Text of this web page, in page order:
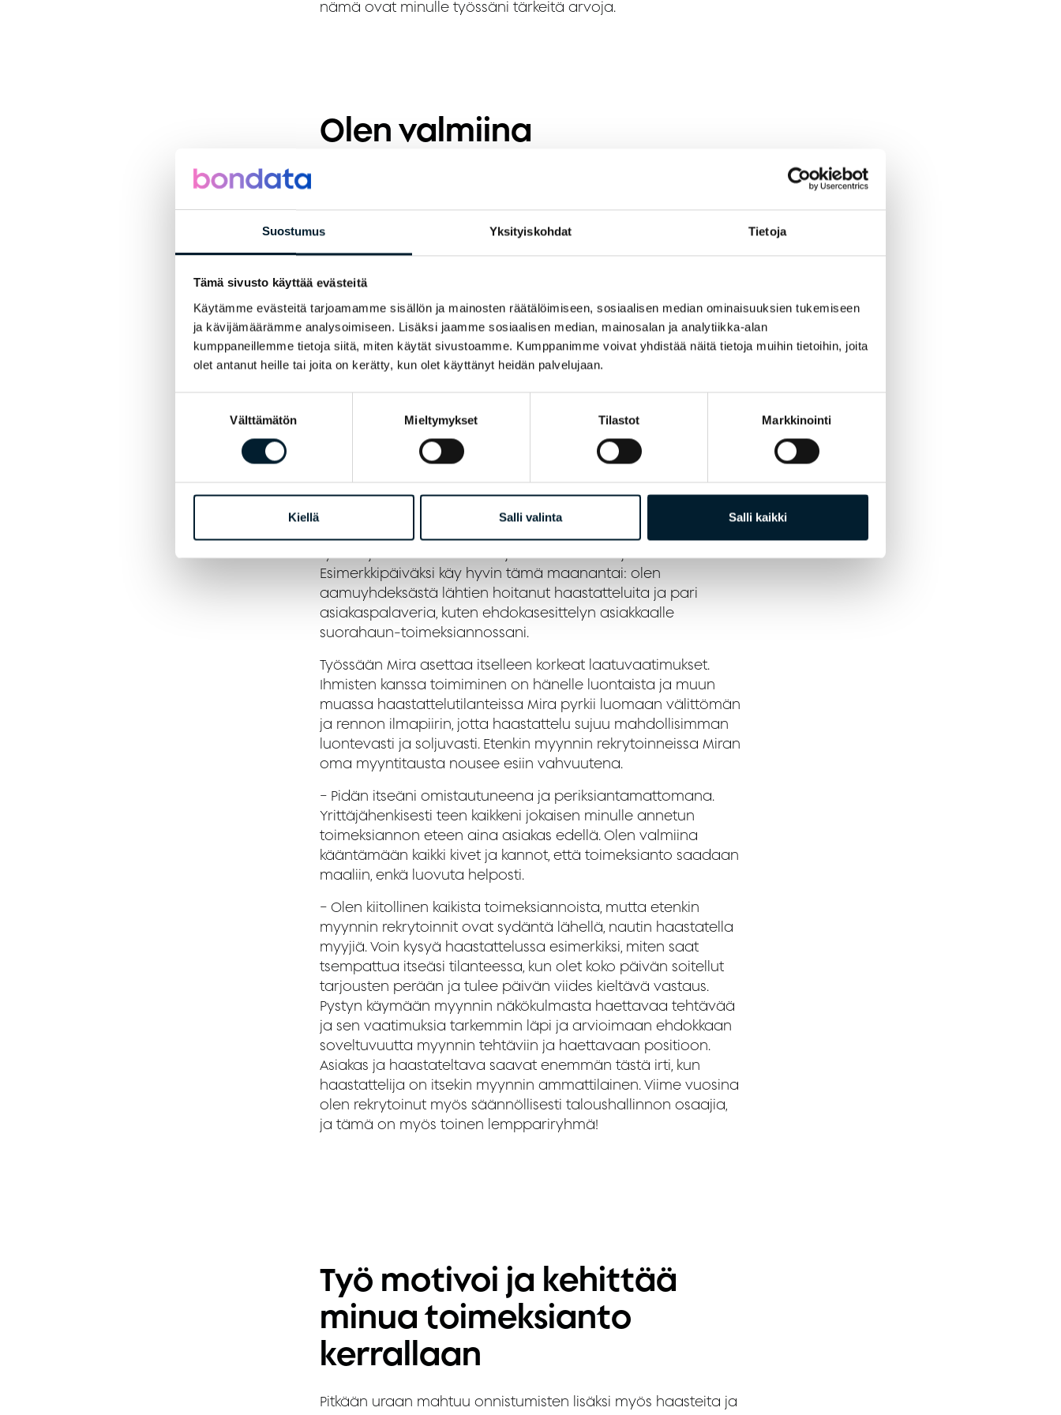
Suostumus Yksityiskohdat Tietoja
Tämä sivusto käyttää evästeitä
Käytämme evästeitä tarjoamamme sisällön ja mainosten räätälöimiseen, sosiaalisen median ominaisuuksien tukemiseen
ja kävijämäärämme analysoimiseen. Lisäksi jaamme sosiaalisen median, mainosalan ja analytiikka-alan
kumppaneillemme tietoja siitä, miten käytät sivustoamme. Kumppanimme voivat yhdistää näitä tietoja muihin tietoihin, joita
olet antanut heille tai joita on kerätty, kun olet käyttänyt heidän palvelujaan.
Välttämätön Mieltymykset Tilastot Markkinointi
Kiellä Salli valinta Salli kaikki
nämä ovat minulle työssäni tärkeitä arvoja.
Olen valmiina
ja kannot, että
toimeksianto saadaan
maaliin, enkä luovuta
helposti
Omassa työssään Mira kokee tärkeäksi sen, että työnkuva on
− Hoidan itse suorarekrytointeja, eli hoidan hakuprosessin
alusta loppuun alkaen speksauspalaverista ja päättyen
edenneet hakuprosessissa. Työhöni kuuluu myös myynnillistä
tekemistä, eli asiakastapaamisia, hoidan vanhoja asiakkuuksia
Esimerkkipäiväksi käy hyvin tämä maanantai: olen
aamuyhdeksästä lähtien hoitanut haastatteluita ja pari
asiakaspalaveria, kuten ehdokasesittelyn asiakkaalle
suorahaun-toimeksiannossani.
Työssään Mira asettaa itselleen korkeat laatuvaatimukset.
Ihmisten kanssa toimiminen on hänelle luontaista ja muun
muassa haastattelutilanteissa Mira pyrkii luomaan välittömän
ja rennon ilmapiirin, jotta haastattelu sujuu mahdollisimman
luontevasti ja soljuvasti. Etenkin myynnin rekrytoinneissa Miran
oma myyntitausta nousee esiin vahvuutena.
− Pidän itseäni omistautuneena ja periksiantamattomana.
Yrittäjähenkisesti teen kaikkeni jokaisen minulle annetun
toimeksiannon eteen aina asiakas edellä. Olen valmiina
kääntämään kaikki kivet ja kannot, että toimeksianto saadaan
maaliin, enkä luovuta helposti.
− Olen kiitollinen kaikista toimeksiannoista, mutta etenkin
myynnin rekrytoinnit ovat sydäntä lähellä, nautin haastatella
myyjiä. Voin kysyä haastattelussa esimerkiksi, miten saat
tsempattua itseäsi tilanteessa, kun olet koko päivän soitellut
tarjousten perään ja tulee päivän viides kieltävä vastaus.
Pystyn käymään myynnin näkökulmasta haettavaa tehtävää
ja sen vaatimuksia tarkemmin läpi ja arvioimaan ehdokkaan
soveltuvuutta myynnin tehtäviin ja haettavaan positioon.
Asiakas ja haastateltava saavat enemmän tästä irti, kun
haastattelija on itsekin myynnin ammattilainen. Viime vuosina
olen rekrytoinut myös säännöllisesti taloushallinnon osaajia,
ja tämä on myös toinen lemppariryhmä!
Työ motivoi ja kehittää
minua toimeksianto
kerrallaan
Pitkään uraan mahtuu onnistumisten lisäksi myös haasteita ja